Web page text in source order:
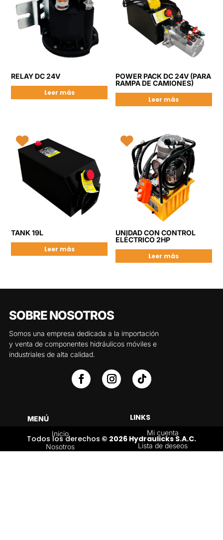
RELAY DC 24V
Leer más
POWER PACK DC 24V (PARA
RAMPA DE CAMIONES)
Leer más
TANK 19L
Leer más
UNIDAD CON CONTROL
ELÉCTRICO 2HP
Leer más
SOBRE NOSOTROS
Somos una empresa dedicada a la importación
y venta de componentes hidráulicos móviles e
industriales de alta calidad.
MENÚ
Inicio
Nosotros
LINKS
Mi cuenta
Lista de deseos
Todos los derechos © 2026 Hydraulicks S.A.C.